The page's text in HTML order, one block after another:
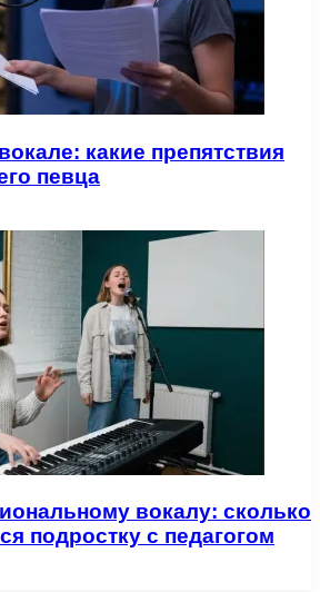
какие препятствия
певца
вокалу: сколько
подростку с педагогом